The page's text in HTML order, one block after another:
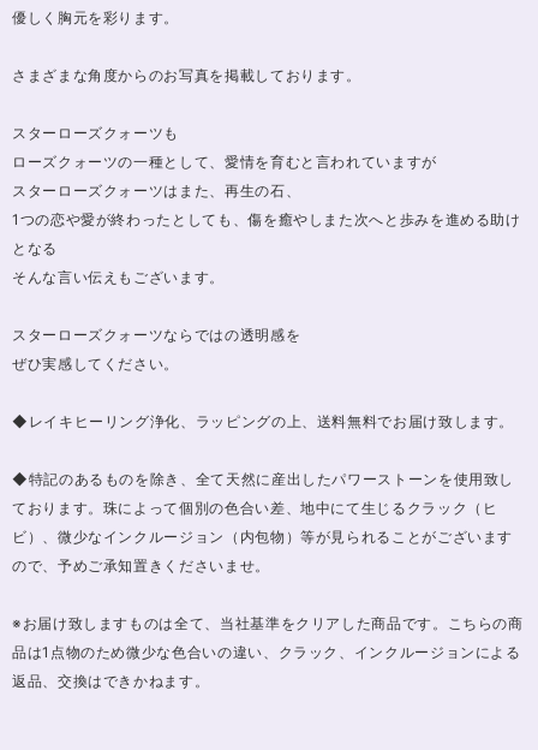
優しく胸元を彩ります。
さまざまな角度からのお写真を掲載しております。
スターローズクォーツも
ローズクォーツの一種として、愛情を育むと言われていますが
スターローズクォーツはまた、再生の石、
1つの恋や愛が終わったとしても、傷を癒やしまた次へと歩みを進める助け
となる
そんな言い伝えもございます。
スターローズクォーツならではの透明感を
ぜひ実感してください。
◆レイキヒーリング浄化、ラッピングの上、送料無料でお届け致します。
◆特記のあるものを除き、全て天然に産出したパワーストーンを使用致し
ております。珠によって個別の色合い差、地中にて生じるクラック（ヒ
ビ）、微少なインクルージョン（内包物）等が見られることがございます
ので、予めご承知置きくださいませ。
※お届け致しますものは全て、当社基準をクリアした商品です。こちらの商
品は1点物のため微少な色合いの違い、クラック、インクルージョンによる
返品、交換はできかねます。